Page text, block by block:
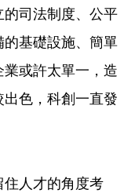
司法制度、公平
基礎設施、簡單
或許太單一，造
色，科創一直發
人才的角度考